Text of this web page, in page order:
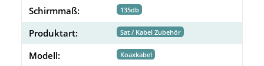
Schirmmaß: 135db
Produktart: Sat / Kabel Zubehör
Modell: Koaxkabel